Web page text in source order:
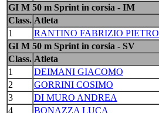
GI M 50 m Sprint in corsia - IM
Class. Atleta
1
RANTINO FABRIZIO PIETRO
GI M 50 m Sprint in corsia - SV
Class. Atleta
1
DEIMANI GIACOMO
2
GORRINI COSIMO
3
DI MURO ANDREA
4
BONAZZA LUCA